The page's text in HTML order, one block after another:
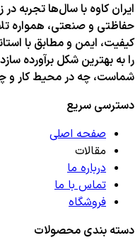
ایران کاوه با سال‌ها تجربه
حفاظتی و صنعتی، همواره
کیفیت، ایمن و مطابق با
را به بهترین شکل برآورده
شماست، چه در محیط کار و
دسترسی سریع
صفحه اصلی
مقالات
درباره ما
تماس با ما
فروشگاه
دسته بندی محصولات